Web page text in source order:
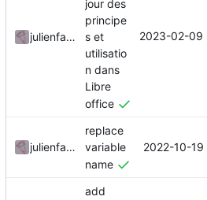
julienfastre
jour des
principe
s et
utilisatio
n dans
Libre
office
2023-02-09
julienfastre
replace
variable
name
2022-10-
add